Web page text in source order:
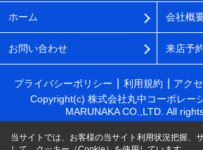
ホーム 会社概
お問い合わせ 来店予
プライバシーポリシー 利用規約 アク
Copyright(c) 株式会社丸中コーポレー
MARUNAKA CO.,LTD. All
当サイトでは、お客様の当サイト利用状況把握、